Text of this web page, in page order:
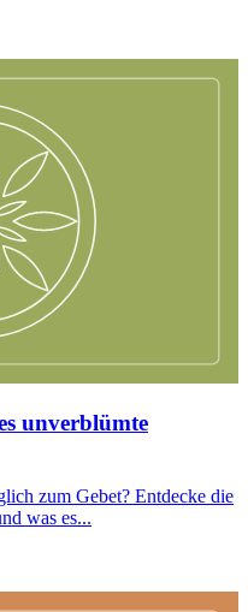
unverblümte
zum Gebet? Entdecke die
was es...